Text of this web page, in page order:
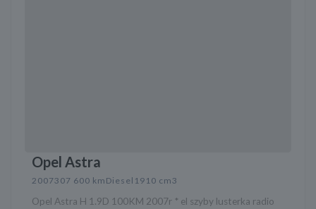
Opel Astra
2007307 600 km Diesel 1910 cm3
Opel Astra H 1.9D 100KM 2007r * el szyby lusterka radio